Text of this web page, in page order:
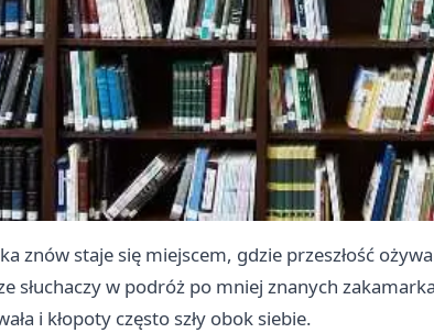
znów staje się miejscem, gdzie przeszłość
słuchaczy w podróż po mniej znanych
i kłopoty często szły obok siebie.